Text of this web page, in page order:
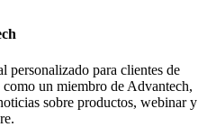
personalizado para clientes de
un miembro de Advantech,
sobre productos, webinar y